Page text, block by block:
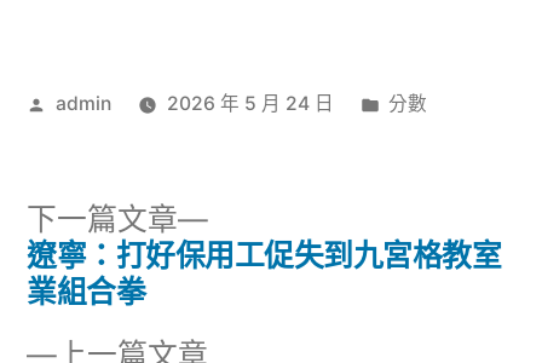
作
admin 2026 年 5 月 24 日
分
分數
文
上一篇文章
下一篇文章
下
一
遼寧：打好保用工促失到九宮格教室
業組合拳